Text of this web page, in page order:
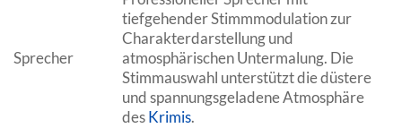
Sprecher
tiefgehender Stimmmodulation zur
Charakterdarstellung und
atmosphärischen Untermalung. Die
Stimmauswahl unterstützt die düstere
und spannungsgeladene Atmosphäre
desKrimis.